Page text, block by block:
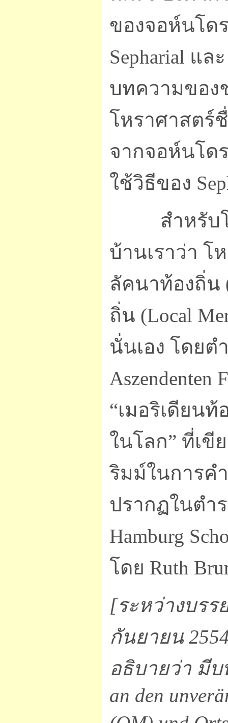
ของจอห์นโด
Sepharial แ
บทความของช
โหราศาสตร์
จากจอห์นโด
ใช้วิธีของ
สำหรับโห
บ้านเราว่า โ
ลัคนาท้องถิ่น
ถิ่น (Local
นั่นเอง โดยต
Aszendenten
“เมอริเดียน
ในโลก” ที่เขี
ริมม์ในการค
ปรากฏในตำร
Hamburg
โดย Ruth
[ระหว่างบรร
กันยายน
อธิบายว่า มี
an den